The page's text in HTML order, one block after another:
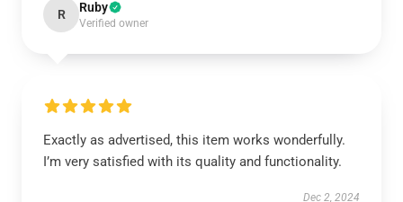
R Ruby
Verified owner
Exactly as advertised, this item works wonderfully.
I’m very satisfied with its quality and functionality.
Dec 2, 2024